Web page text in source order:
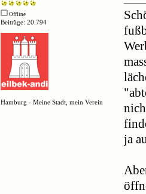
Offline
Beiträge: 20.794
Hamburg - Meine Stadt, mein Verein
ja